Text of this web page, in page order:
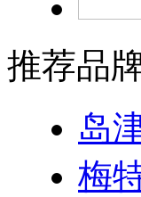
推荐品
岛
梅